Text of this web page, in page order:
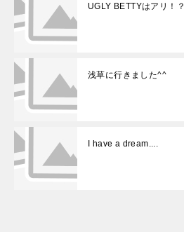
UGLY BETTYはアリ！？
浅草に行きました^^
I have a dream....